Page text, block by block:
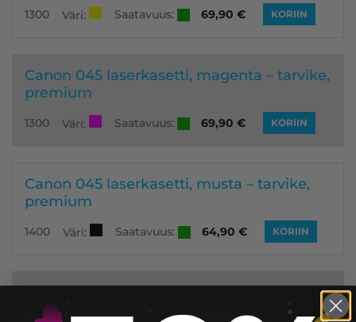
1300 Väri: Saatavuus: 69,90 € KORIIN
Canon 045 laserkasetti, magenta – tarvike,
premium
1300 Väri: Saatavuus: 69,90 € KORIIN
Canon 045 laserkasetti, musta – tarvike,
premium
1400 Väri: Saatavuus: 64,90 € KORIIN
premium